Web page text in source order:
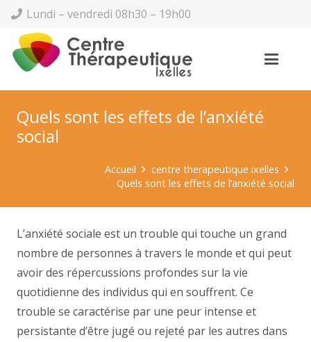
Lundi – vendredi 08h30 – 19h00
Quels sont les effets de l’anxiété
social
Accueil
centre therapeutique ixelles
Quels sont les effets de l’anxiété social
L’anxiété sociale est un trouble qui touche un grand
nombre de personnes à travers le monde et qui peut
avoir des répercussions profondes sur la vie
quotidienne des individus qui en souffrent. Ce
trouble se caractérise par une peur intense et
persistante d’être jugé ou rejeté par les autres dans